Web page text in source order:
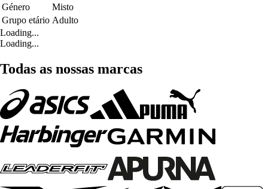
Género
Misto
Grupo etário Adulto
Loading...
Loading...
Todas as nossas marcas